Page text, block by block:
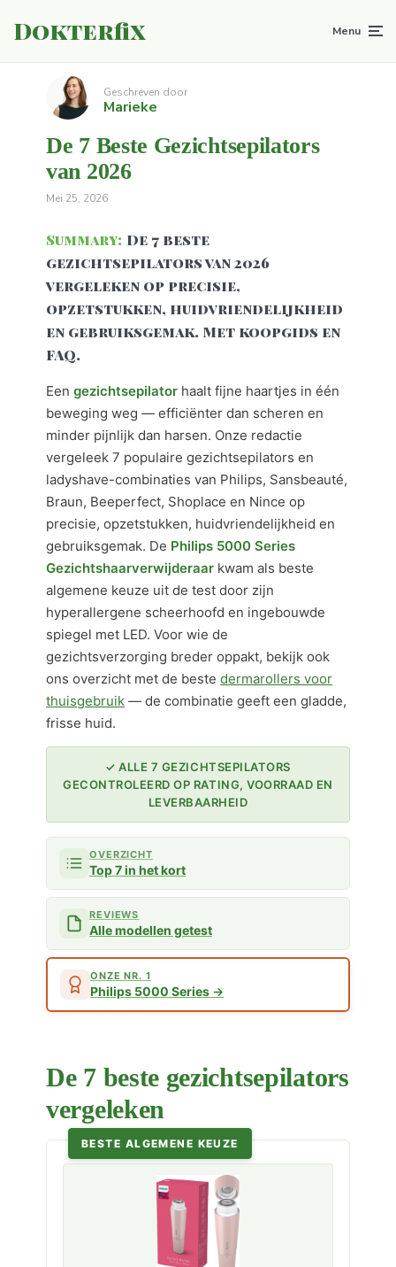
Dokterfix Menu
Geschreven door
Marieke
De 7 Beste Gezichtsepilators
van 2026
Mei 25, 2026
Summary: De 7 beste
gezichtsepilators van 2026
vergeleken op precisie,
opzetstukken, huidvriendelijkheid
en gebruiksgemak. Met koopgids en
FAQ.
Een gezichtsepilator haalt fijne haartjes in één
beweging weg — efficiënter dan scheren en
minder pijnlijk dan harsen. Onze redactie
vergeleek 7 populaire gezichtsepilators en
ladyshave-combinaties van Philips, Sansbeauté,
Braun, Beeperfect, Shoplace en Nince op
precisie, opzetstukken, huidvriendelijkheid en
gebruiksgemak. De Philips 5000 Series
Gezichtshaarverwijderaar kwam als beste
algemene keuze uit de test door zijn
hyperallergene scheerhoofd en ingebouwde
spiegel met LED. Voor wie de
gezichtsverzorging breder oppakt, bekijk ook
ons overzicht met de beste dermarollers voor
thuisgebruik — de combinatie geeft een gladde,
frisse huid.
✓ ALLE 7 GEZICHTSEPILATORS
GECONTROLEERD OP RATING, VOORRAAD EN
LEVERBAARHEID
OVERZICHT
Top 7 in het kort
REVIEWS
Alle modellen getest
ONZE NR. 1
Philips 5000 Series
De 7 beste gezichtsepilators
vergeleken
BESTE ALGEMENE KEUZE